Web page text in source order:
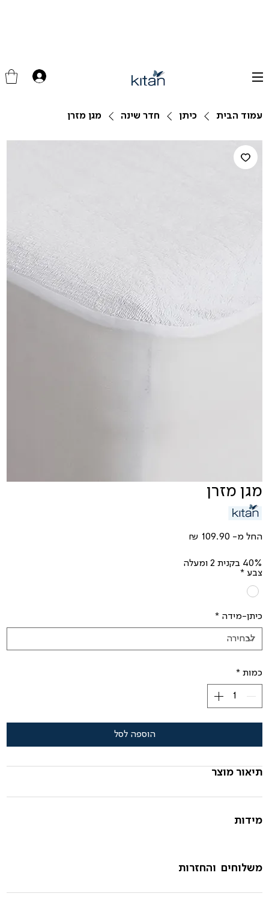
עמוד הבית כיתן חדר שינה מגן מזרן
מגן מזרן
החל מ-
40% בקנית 2 ומעלה
צבע *
כיתן-מידה *
כמות *
הוספה לסל
תיאור מוצר
מידות
משלוחים והחזרות